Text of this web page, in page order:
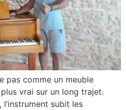
pas comme un meuble
vrai sur un long trajet.
l’instrument subit les